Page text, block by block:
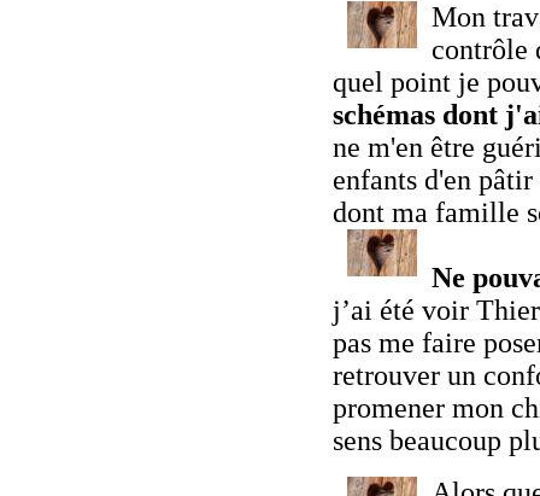
Mon
contrôle
quel point je
schémas dont
ne m'en être
enfants d'en
dont ma famille
Ne
j’ai été voir
pas me faire
retrouver un
promener mon
sens beaucoup